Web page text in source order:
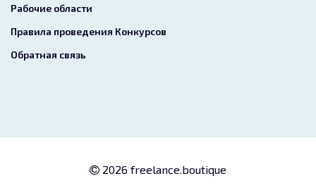
Рабочие области
Правила проведения Конкурсов
Обратная связь
2026 freelance.boutique